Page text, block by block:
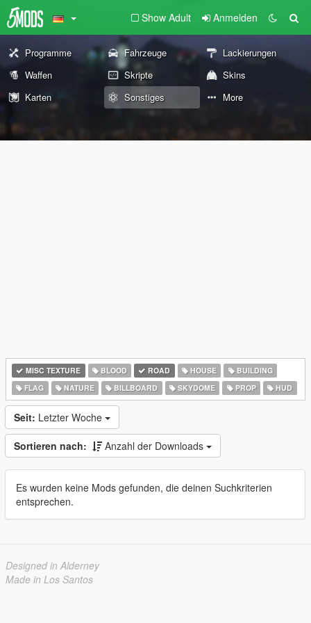
Show Adult Anmelden
Programme Fahrzeuge
Lackierungen
Waffen
Skripte
Skins
Karten
Sonstiges More
MISC TEXTURE BLOOD ROAD HOUSE
BUILDING
FLAG
NATURE BILLBOARD SKYDOME PROP HUD
Seit: Letzter Woche
Sortieren nach: Anzahl der Downloads
Es wurden keine Mods gefunden, die deinen Suchkriterien
entsprechen.
Designed in Alderney
Made in Los Santos